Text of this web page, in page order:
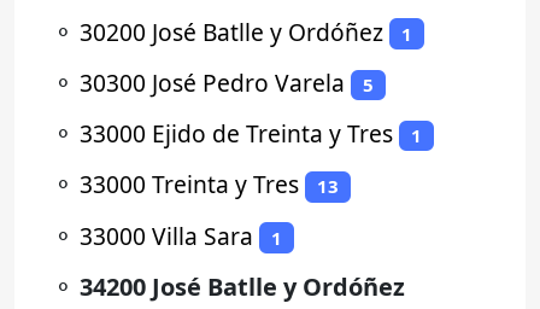
⚬ 30200 José Batlle y Ordóñez 1
⚬ 30300 José Pedro Varela 5
⚬ 33000 Ejido de Treinta y Tres 1
⚬ 33000 Treinta y Tres 13
⚬ 33000 Villa Sara 1
⚬ 34200 José Batlle y Ordóñez